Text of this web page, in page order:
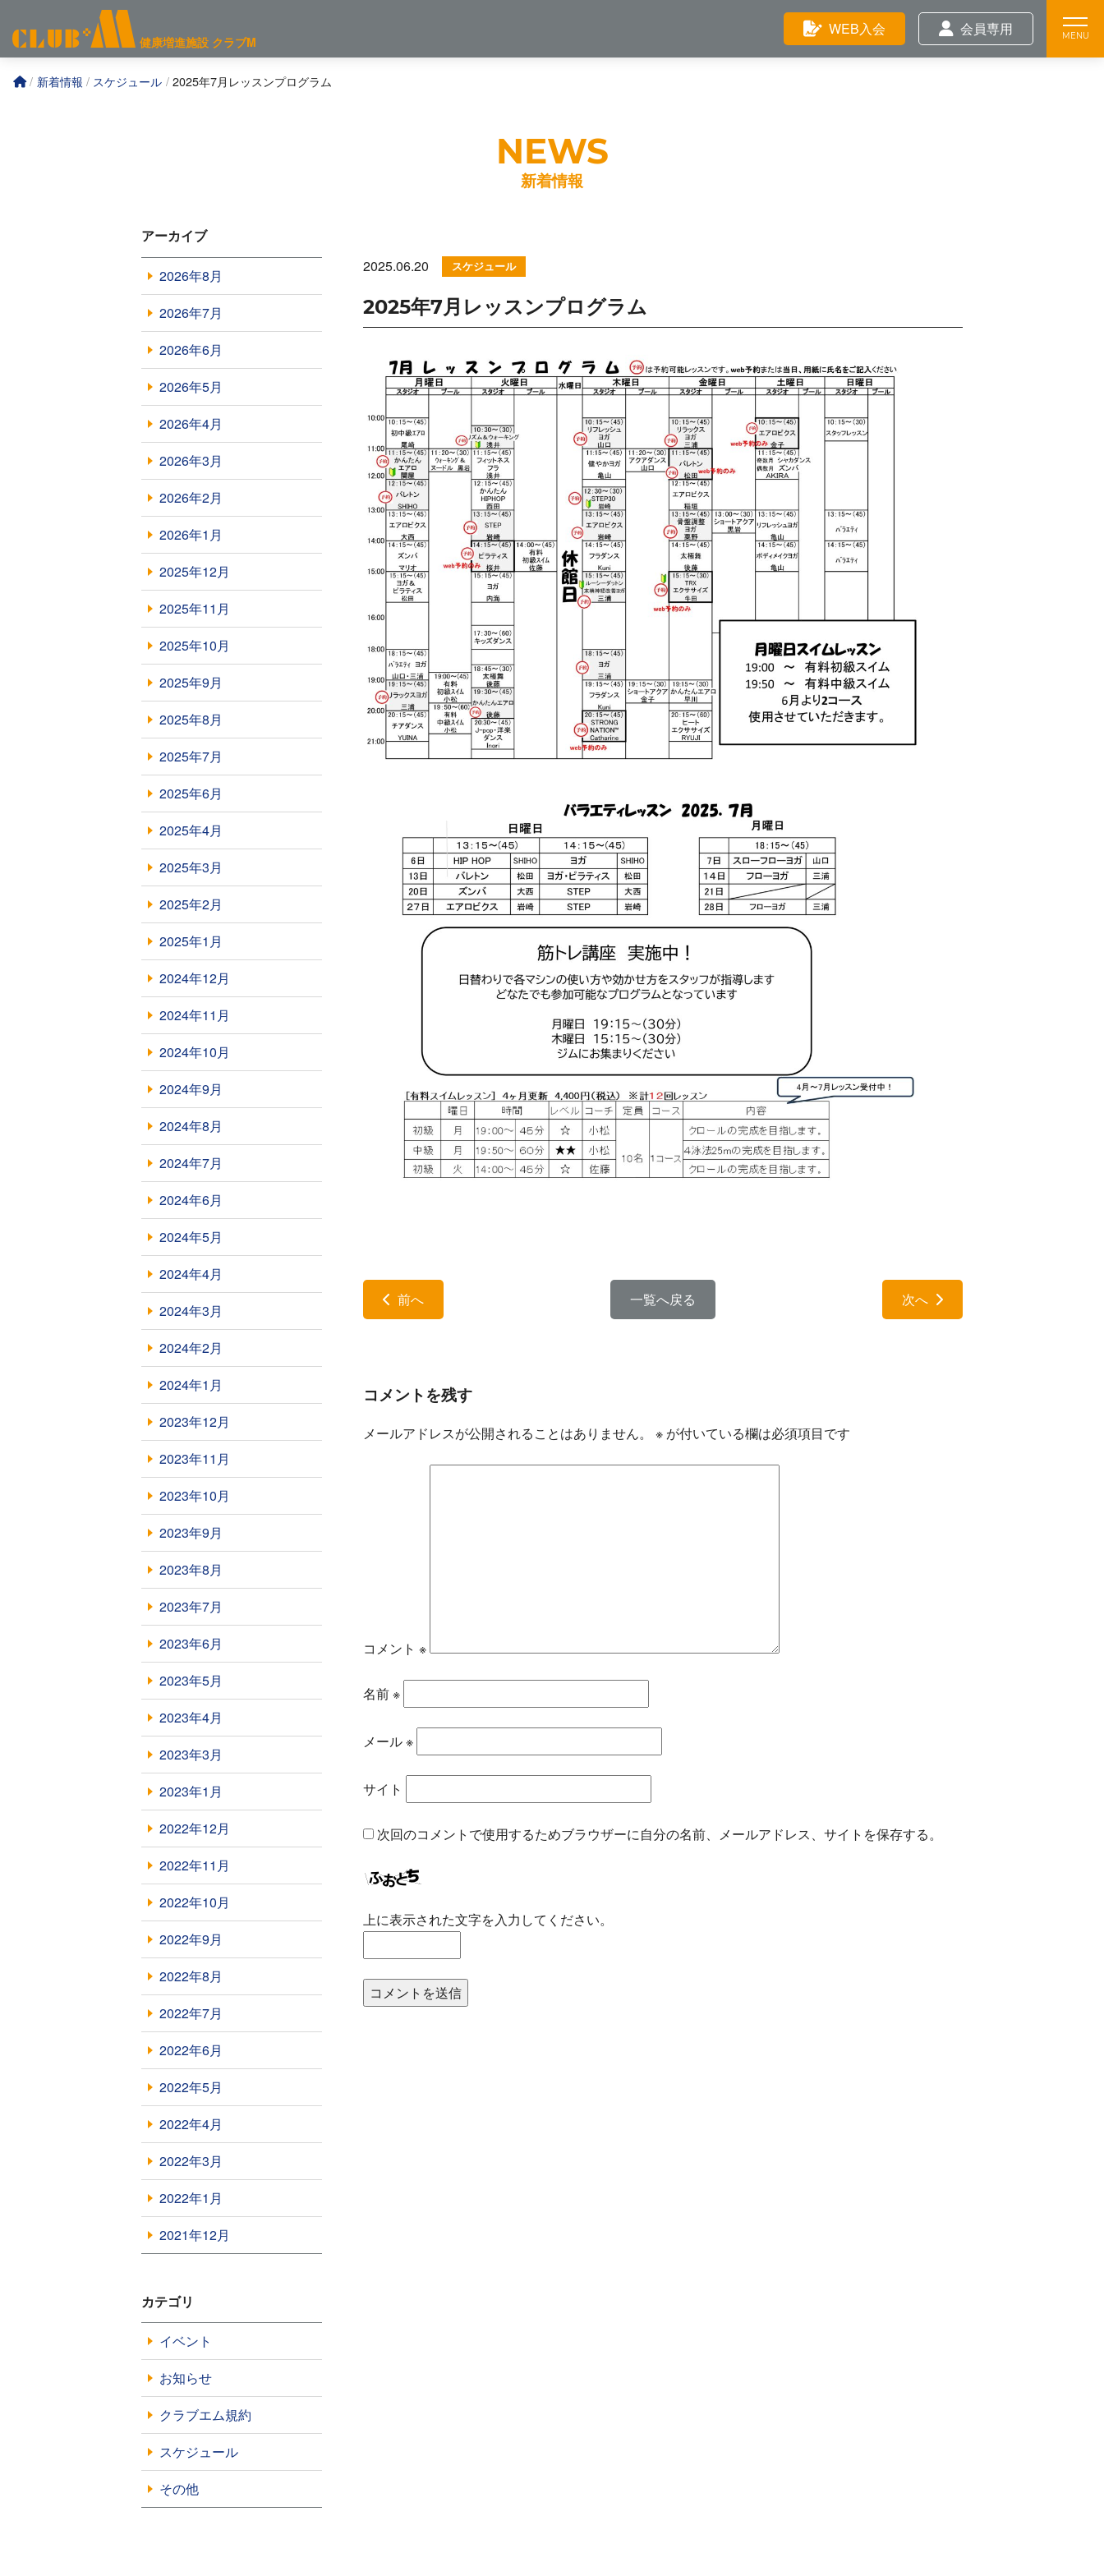
テ
健康増進施設クラブM
WEB入会 会員専用
Feature
新着情報 スケジュール 2025年7月レッスンプログラム
新着情報
2025.06.20 スケジュール
2025年7月レッスンプログラム
前へ 一覧へ戻る 次へ
コメントを残す
メールアドレスが公開されることはありません。
※ が付いている欄は必須項目です
コメント ※
名前※
メール※
サイト
次回のコメントで使用するためブラウザーに自分の名前、メールアドレス、サイトを保存する。
上に表示された文字を入力してください。
アーカイブ
2026年8月
2026年7月
2026年6月
2026年5月
2026年4月
2026年3月
2026年2月
2026年1月
2025年12月
2025年11月
2025年10月
2025年9月
2025年8月
2025年7月
2025年6月
2025年4月
2025年3月
2025年2月
2025年1月
2024年12月
2024年11月
2024年10月
2024年9月
2024年8月
2024年7月
2024年6月
2024年5月
2024年4月
2024年3月
2024年2月
2024年1月
2023年12月
2023年11月
2023年10月
2023年9月
2023年8月
2023年7月
2023年6月
2023年5月
2023年4月
2023年3月
2023年1月
2022年12月
2022年11月
2022年10月
2022年9月
2022年8月
2022年7月
2022年6月
2022年5月
2022年4月
2022年3月
2022年1月
2021年12月
カテゴリ
イベント
お知らせ
クラブエム規約
スケジュール
その他